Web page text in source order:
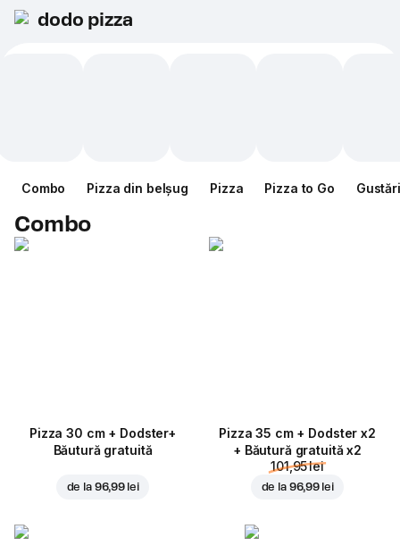
dodo pizza
Combo Pizza din belșug Pizza Pizza to Go Gustări
Combo
Pizza 30 cm + Dodster+
Băutură gratuită
de la 96,99 lei
Pizza 35 cm + Dodster x2
+ Băutură gratuită x2
101,95 lei
de la 96,99 lei